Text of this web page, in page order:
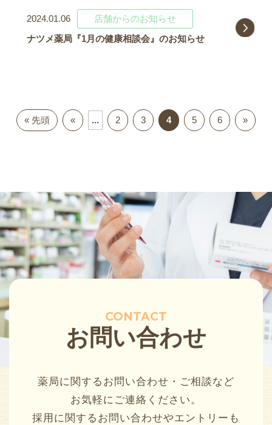
2024.01.06
店舗からのお知らせ
ナツメ薬局『1月の健康相談会』のお知らせ
« 先頭 « ... 2 3 4 5 6 »
CONTACT
お問い合わせ
薬局に関するお問い合わせ・ご相談など
お気軽にご連絡ください。
採用に関するお問い合わせやエントリーも